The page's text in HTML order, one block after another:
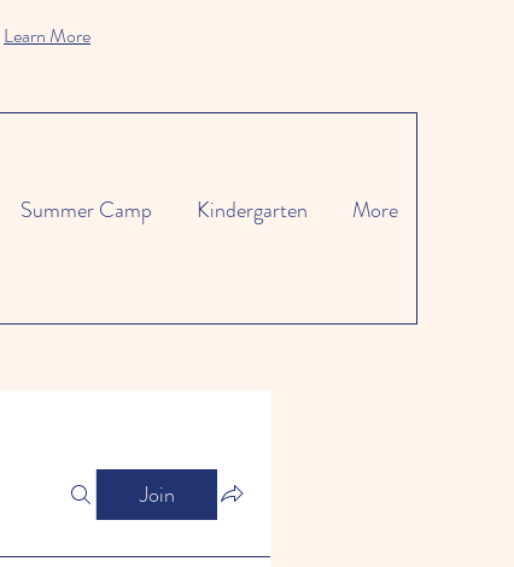
Learn More
Summer Camp Kindergarten More
Join